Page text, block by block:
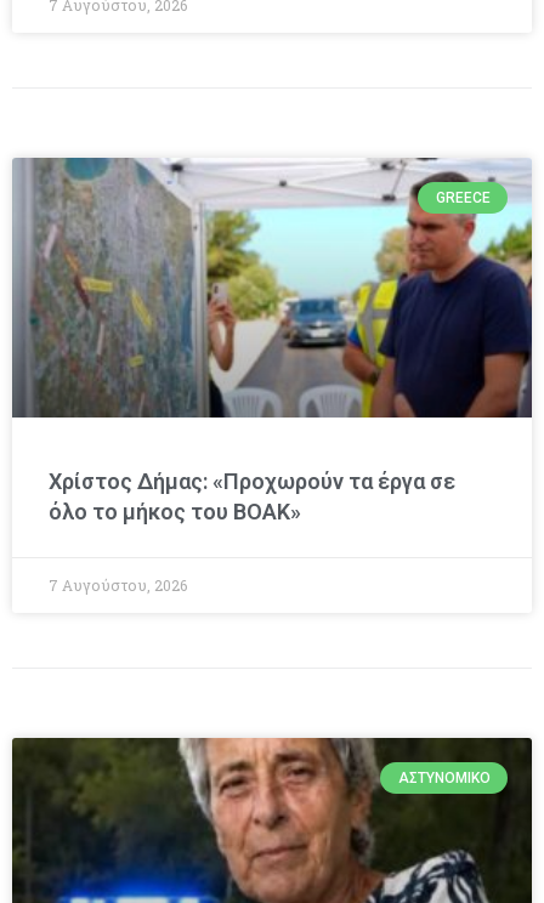
7 Αυγούστου, 2026
GREECE
Χρίστος Δήμας: «Προχωρούν τα έργα σε
όλο το μήκος του ΒΟΑΚ»
7 Αυγούστου, 2026
ΑΣΤΥΝΟΜΙΚΌ